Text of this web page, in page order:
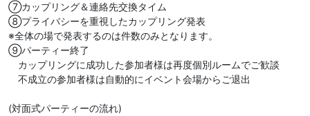
⑦カップリング＆連絡先交換タイム
⑧プライバシーを重視したカップリング発表
※全体の場で発表するのは件数のみとなります。
⑨パーティー終了
カップリングに成功した参加者様は再度個別ルームでご歓談
不成立の参加者様は自動的にイベント会場からご退出
(対面式パーティーの流れ)